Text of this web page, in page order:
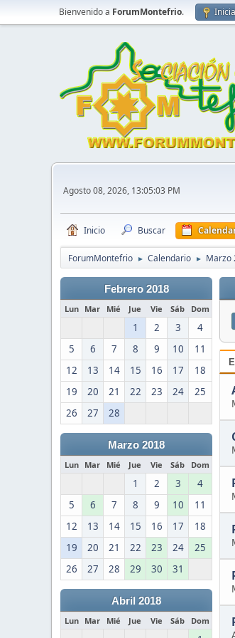
Bienvenido a ForumMontefrio.
Agosto 08, 2026, 13:05:03 PM
Inicio Buscar
ForumMontefrio ► Calendario ► Marzo
Febrero 2018
Lun Mar Mié Jue Vie Sáb Dom
1 2 3
4
5
6 7 8 9 10
11
12
13 14 15 16 17
18
19
20 21 22 23 24
25
26
27 28
Marzo 2018
Lun Mar Mié Jue Vie Sáb Dom
1 2 3
4
5
6 7 8 9 10
11
12
13 14 15 16 17
18
19
20 21 22 23 24
25
26
27 28 29 30 31
Abril 2018
Lun Mar Mié Jue Vie Sáb Dom